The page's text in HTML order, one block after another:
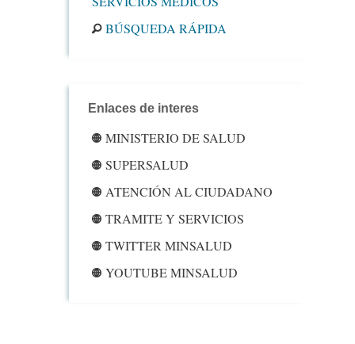
BÚSQUEDA RÁPIDA
Enlaces de interes
MINISTERIO DE SALUD
SUPERSALUD
ATENCIÓN AL CIUDADANO
TRAMITE Y SERVICIOS
TWITTER MINSALUD
YOUTUBE MINSALUD